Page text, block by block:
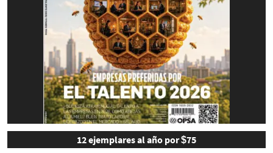
12 ejemplares al año por $75